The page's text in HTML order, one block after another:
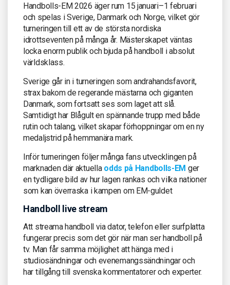
Handbolls-EM 2026 äger rum 15 januari–1 februari
och spelas i Sverige, Danmark och Norge, vilket gör
turneringen till ett av de största nordiska
idrottseventen på många år. Mästerskapet väntas
locka enorm publik och bjuda på handboll i absolut
världsklass.
Sverige går in i turneringen som andrahandsfavorit,
strax bakom de regerande mästarna och giganten
Danmark, som fortsatt ses som laget att slå.
Samtidigt har Blågult en spännande trupp med både
rutin och talang, vilket skapar förhoppningar om en ny
medaljstrid på hemmanära mark.
Inför turneringen följer många fans utvecklingen på
marknaden där aktuella odds på Handbolls-EM ger
en tydligare bild av hur lagen rankas och vilka nationer
som kan överraska i kampen om EM-guldet
Handboll live stream
Att streama handboll via dator, telefon eller surfplatta
fungerar precis som det gör när man ser handboll på
tv. Man får samma möjlighet att hänga med i
studiosändningar och evenemangssändningar och
har tillgång till svenska kommentatorer och experter.